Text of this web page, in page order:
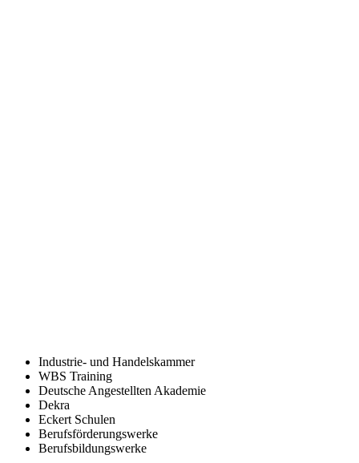
Industrie- und Handelskammer
WBS Training
Deutsche Angestellten Akademie
Dekra
Eckert Schulen
Berufsförderungswerke
Berufsbildungswerke